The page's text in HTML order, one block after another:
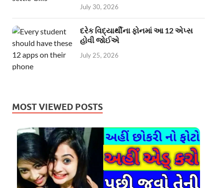
July 30, 2026
દરેક વિદ્યાર્થીના ફોનમાં આ 12 એપ્સ
હોવી જોઈએ
July 25, 2026
MOST VIEWED POSTS